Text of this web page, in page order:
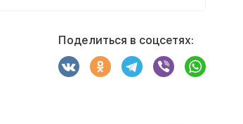
Поделиться в соцсетях: